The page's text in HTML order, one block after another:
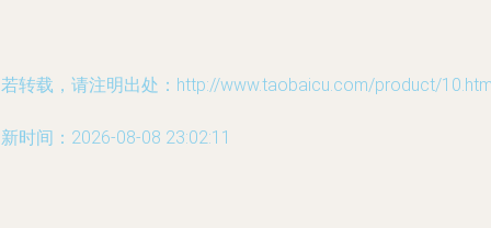
转载，请注明出处：http://www.taobaicu.com/product/
时间：2026-08-08 23:02:11